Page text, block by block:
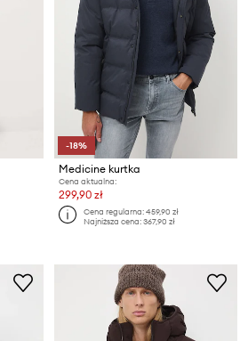
-18%
Medicine kurtka
Cena aktualna:
299,90 zł
Cena regularna:459,90 zł
Najniższa cena:367,90 zł